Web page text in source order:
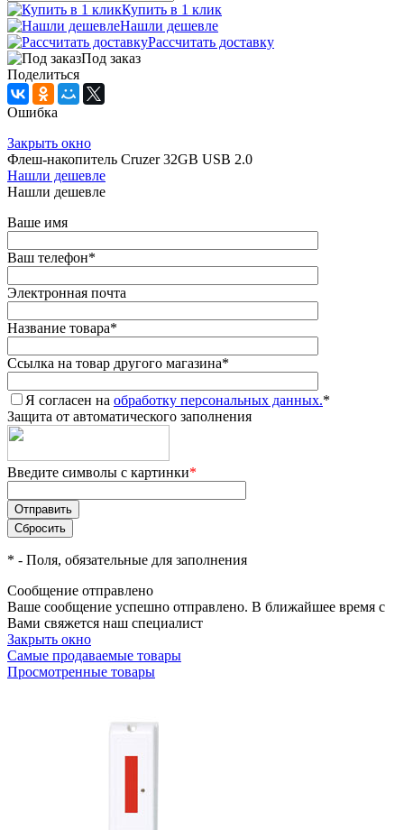
Купить в 1 клик
Нашли дешевле
Рассчитать доставку
Под заказ
Поделиться
Ошибка
Закрыть окно
Флеш-накопитель Cruzer 32GB USB 2.0
Нашли дешевле
Нашли дешевле
Ваше имя
Ваш телефон*
Электронная почта
Название товара*
Ссылка на товар другого магазина*
Я согласен на обработку персональных данных.*
Защита от автоматического заполнения
Введите символы с картинки*
* - Поля, обязательные для заполнения
Сообщение отправлено
Ваше сообщение успешно отправлено. В ближайшее время с
Вами свяжется наш специалист
Закрыть окно
Самые продаваемые товары
Просмотренные товары